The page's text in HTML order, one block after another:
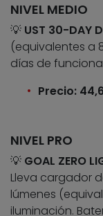
NIVEL MEDIO
💡 UST 30-DAY
(equivalentes a
días de
Precio:
NIVEL PRO
💡 GOAL ZERO
Lleva cargador
lúmenes
iluminación.